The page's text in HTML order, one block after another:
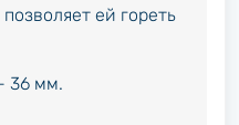
ей гореть
36 мм.